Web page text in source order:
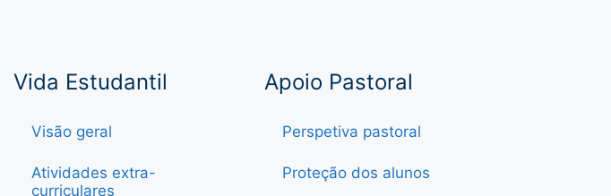
Vida Estudantil
Visão geral
Atividades extra-
curriculares
Apoio Pastoral
Perspetiva pastoral
Proteção dos alunos